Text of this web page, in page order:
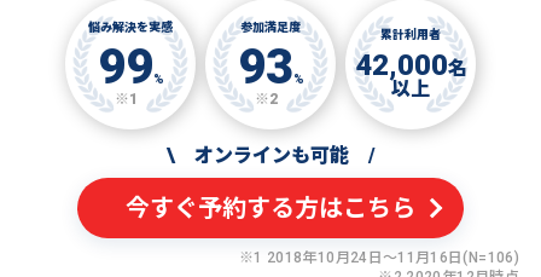
悩み解決を実感
99%
※1
参加満足度
93%
※2
累計利用者
42,000名
以上
\ オンラインも可能 /
今すぐ予約する方はこちら
※1 2018年10月24日〜11月16日(N=106)